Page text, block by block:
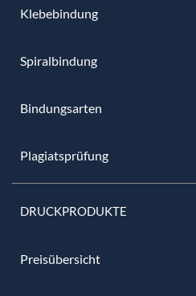
Klebebindung
Spiralbindung
Bindungsarten
Plagiatsprüfung
DRUCKPRODUKTE
Preisübersicht